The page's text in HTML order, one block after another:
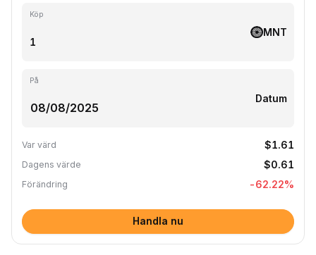
Köp
MNT
På
Datum
Var värd $1.61
Dagens värde $0.61
Förändring -62.22%
Handla nu